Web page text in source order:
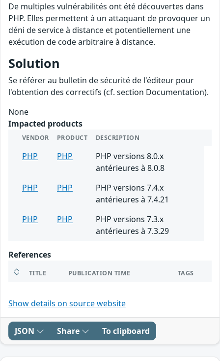
De multiples vulnérabilités ont été découvertes dans
PHP. Elles permettent à un attaquant de provoquer un
déni de service à distance et potentiellement une
exécution de code arbitraire à distance.
Solution
Se référer au bulletin de sécurité de l'éditeur pour
l'obtention des correctifs (cf. section Documentation).
None
Impacted products
VENDOR PRODUCT DESCRIPTION
PHP PHP
PHP versions 8.0.x
antérieures à 8.0.8
PHP
PHP
PHP versions 7.4.x
antérieures à 7.4.21
PHP
PHP
PHP versions 7.3.x
antérieures à 7.3.29
References
TITLE PUBLICATION TIME TAGS
Show details on source website
JSON Share To clipboard